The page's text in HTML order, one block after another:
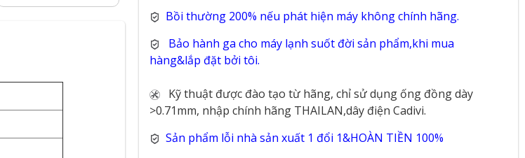
Bồi thường 200% nếu phát hiện máy không chính hãng.
Bảo hành ga cho máy lạnh suốt đời sản phẩm,khi mua
hàng&lắp đặt bởi tôi.
Kỹ thuật được đào tạo từ hãng, chỉ sử dụng ống đồng dày
>0.71mm, nhập chính hãng THAILAN,dây điện Cadivi.
Sản phẩm lỗi nhà sản xuất 1 đổi 1&HOÀN TIỀN 100%